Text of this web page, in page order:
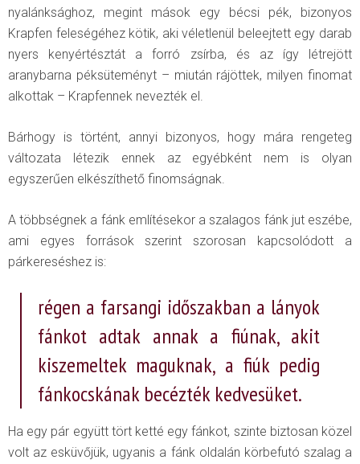
nyalánksághoz, megint mások egy bécsi pék, bizonyos
Krapfen feleségéhez kötik, aki véletlenül beleejtett egy darab
nyers kenyértésztát a forró zsírba, és az így létrejött
aranybarna péksüteményt – miután rájöttek, milyen finomat
alkottak – Krapfennek nevezték el.
Bárhogy is történt, annyi bizonyos, hogy mára rengeteg
változata létezik ennek az egyébként nem is olyan
egyszerűen elkészíthető finomságnak.
A többségnek a fánk említésekor a szalagos fánk jut eszébe,
ami egyes források szerint szorosan kapcsolódott a
párkereséshez is:
régen a farsangi időszakban a lányok
fánkot adtak annak a fiúnak, akit
kiszemeltek maguknak, a fiúk pedig
fánkocskának becézték kedvesüket.
Ha egy pár együtt tört ketté egy fánkot, szinte biztosan közel
volt az esküvőjük, ugyanis a fánk oldalán körbefutó szalag a